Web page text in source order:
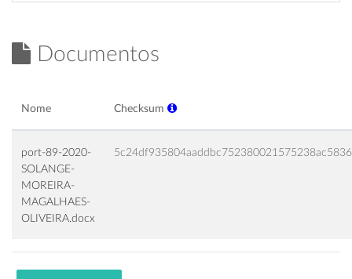
Documentos
Nome Checksum
port-89-2020-
SOLANGE-
MOREIRA-
MAGALHAES-
OLIVEIRA.docx